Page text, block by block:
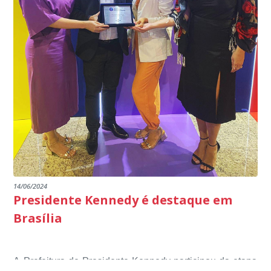
14/06/2024
Presidente Kennedy é destaque em
Brasília
A Prefeitura de Presidente Kennedy participou da etapa